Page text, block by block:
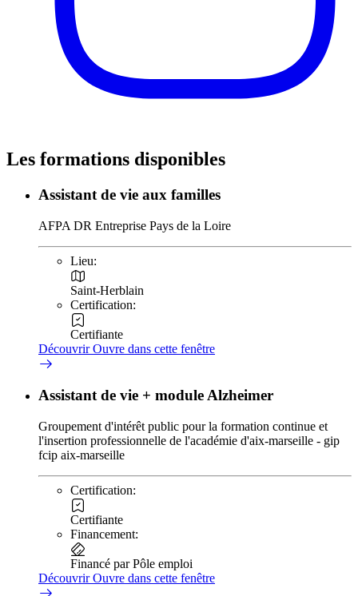
Les formations disponibles
Assistant de vie aux familles
AFPA DR Entreprise Pays de la Loire
Lieu:
Saint-Herblain
Certification:
Certifiante
DécouvrirOuvre dans cette fenêtre
Assistant de vie + module Alzheimer
Groupement d'intérêt public pour la formation continue et
l'insertion professionnelle de l'académie d'aix-marseille - gip
fcip aix-marseille
Certification:
Certifiante
Financement:
Financé par Pôle emploi
DécouvrirOuvre dans cette fenêtre